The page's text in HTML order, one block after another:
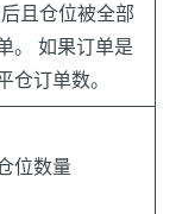
且仓位被全部
。 如果订单是
仓订单数。
位数量